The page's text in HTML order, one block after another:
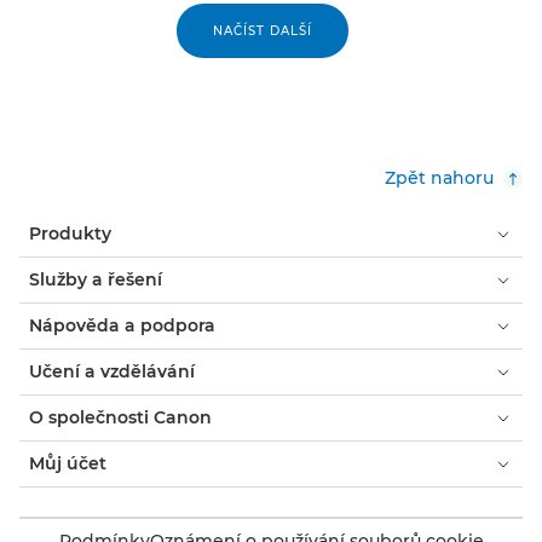
NAČÍST DALŠÍ
Zpět nahoru
Produkty
Služby a řešení
Nápověda a podpora
Učení a vzdělávání
O společnosti Canon
Můj účet